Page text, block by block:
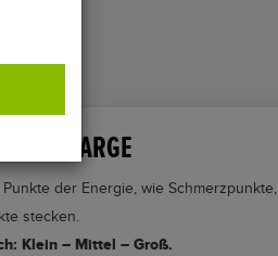
LARGE
der Energie, wie Schmerzpunkte,
stecken.
Klein – Mittel – Groß.